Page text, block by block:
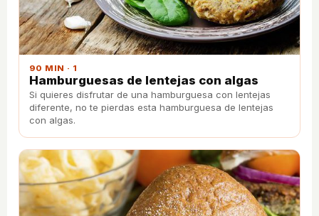
90 MIN · 1
Hamburguesas de lentejas con algas
Si quieres disfrutar de una hamburguesa con lentejas
diferente, no te pierdas esta hamburguesa de lentejas
con algas.